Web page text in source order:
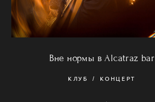
Вне нормы в Alcatraz bar
КЛУБ КОНЦЕРТ